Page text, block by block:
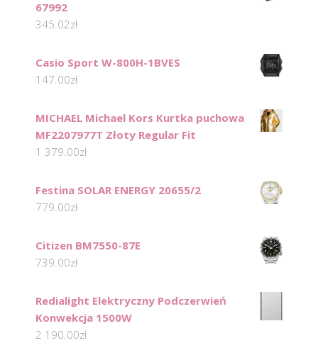
67992
345.02zł
Casio Sport W-800H-1BVES
147.00zł
MICHAEL Michael Kors Kurtka puchowa
MF2207977T Złoty Regular Fit
1 379.00zł
Festina SOLAR ENERGY 20655/2
779.00zł
Citizen BM7550-87E
739.00zł
Redialight Elektryczny Podczerwień
Konwekcja 1500W
2 190.00zł